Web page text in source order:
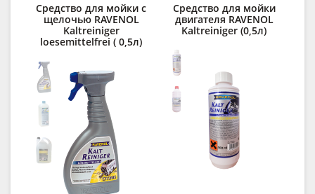
Средство для мойки с
щелочью RAVENOL
Kaltreiniger
loesemittelfrei ( 0,5л)
Средство для мойки
двигателя RAVENOL
Kaltreiniger (0,5л)